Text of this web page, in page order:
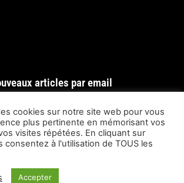
articles par email
INSCRIPTION
cookies sur notre site web pour vous
plus pertinente en mémorisant vos
visites répétées. En cliquant sur
consentez à l'utilisation de TOUS les
Accepter